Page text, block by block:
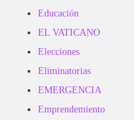
Educación
EL VATICANO
Elecciones
Eliminatorias
EMERGENCIA
Emprendemiento